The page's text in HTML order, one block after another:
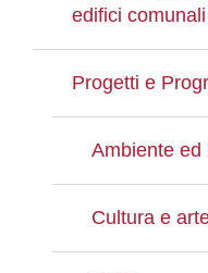
edifici comunali
Progetti e
Ambiente ed
Cultura e